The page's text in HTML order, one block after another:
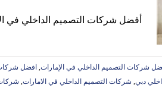
أفضل شركات التصميم الداخلي في الإمارات |0544026642|شركة الديكور فنون التؤام هي
شركات التصميم الداخلي في الإمارات, افضل
دبي, شركات التصميم الداخلي في الامارات,